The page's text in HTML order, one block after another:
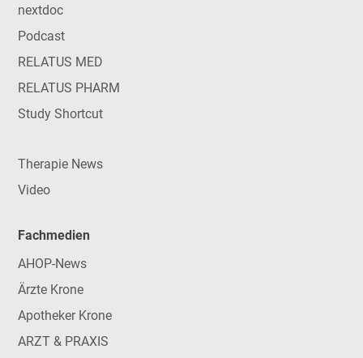
nextdoc
Podcast
RELATUS MED
RELATUS PHARM
Study Shortcut
Therapie News
Video
Fachmedien
AHOP-News
Ärzte Krone
Apotheker Krone
ARZT & PRAXIS